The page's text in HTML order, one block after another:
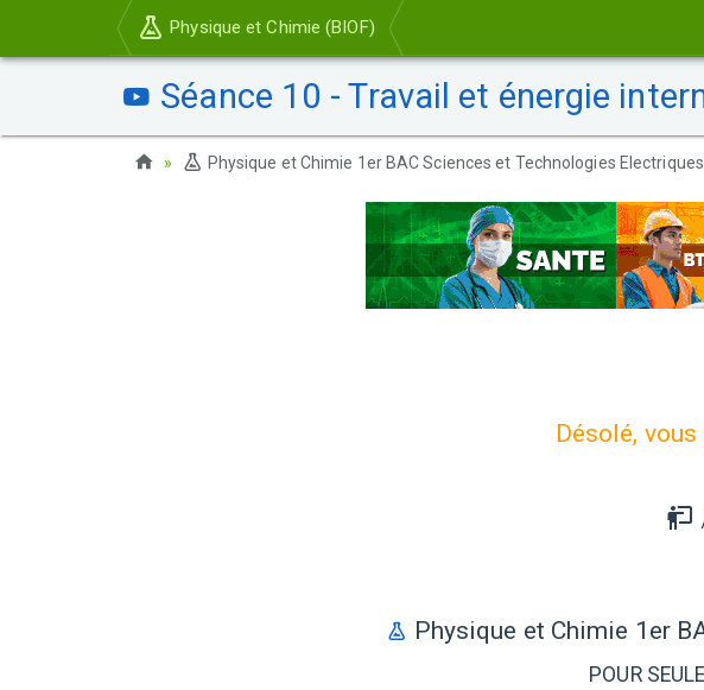
Physique et Chimie (BIOF)
Séance 10 - Travail et énergie
Physique et Chimie 1er BAC Sciences et Technologies Electriques
Désolé,
Physique et Chimie 1er
POUR